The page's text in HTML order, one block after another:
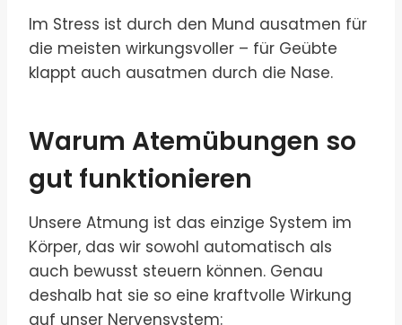
Im Stress ist durch den Mund ausatmen für
die meisten wirkungsvoller – für Geübte
klappt auch ausatmen durch die Nase.
Warum Atemübungen so
gut funktionieren
Unsere Atmung ist das einzige System im
Körper, das wir sowohl automatisch als
auch bewusst steuern können. Genau
deshalb hat sie so eine kraftvolle Wirkung
auf unser Nervensystem: